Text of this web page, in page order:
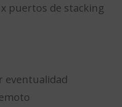
x puertos de stacking
eventualidad